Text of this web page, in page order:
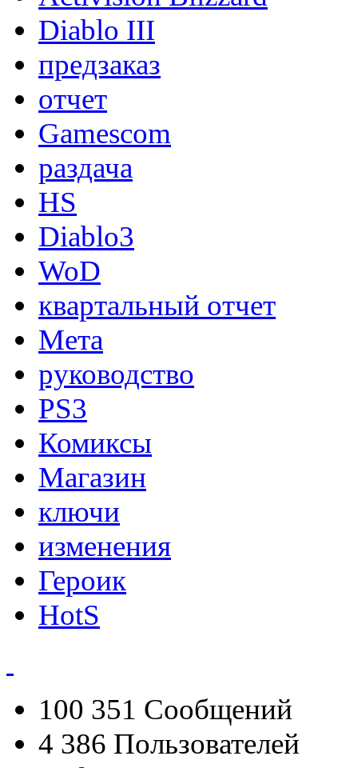
Diablo III
предзаказ
отчет
Gamescom
раздача
HS
Diablo3
WoD
квартальный отчет
Мета
руководство
PS3
Комиксы
Магазин
ключи
изменения
Героик
HotS
100 351 Сообщений
4 386 Пользователей